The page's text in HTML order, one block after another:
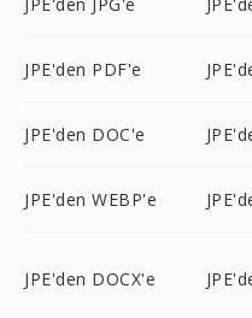
JPE'den PDF'e
JPE'den DOC'e
JPE'den WEBP'e
JPE'den DOCX'e